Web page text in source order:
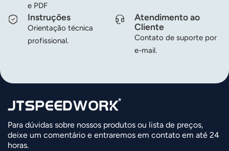
e PDF
Instruções
Orientação técnica
profissional.
Atendimento ao
Cliente
Contato de suporte por
e-mail.
Para dúvidas sobre nossos produtos ou lista de preços,
deixe um comentário e entraremos em contato em até 24
horas.